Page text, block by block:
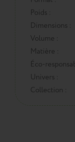
Poids :
Dimensions :
Volume :
Matière :
Éco-
Univers :
Collection :